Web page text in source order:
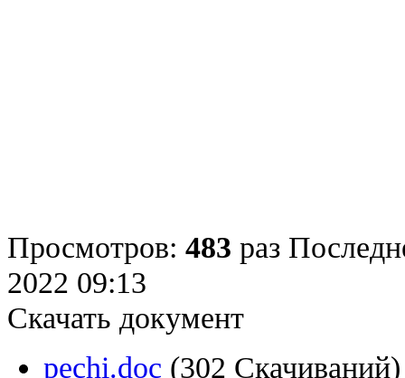
Просмотров: 483 раз
2022 09:13
Скачать документ
pechi.doc (302 Скачиваний)